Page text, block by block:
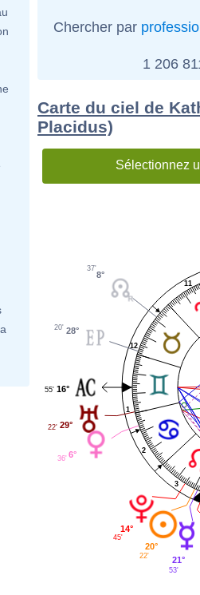
Chercher par
1 206
Carte du ciel de
Placidus)
Sélectionnez
1
2
3
11
12
8°
37'
28°
20'
16°
55'
29°
22'
6°
36'
14°
45'
20°
22' 21°
53'